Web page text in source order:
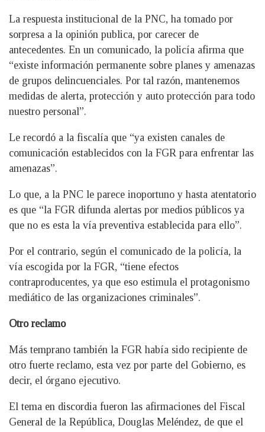
La respuesta institucional de la PNC, ha tomado por
sorpresa a la opinión publica, por carecer de
antecedentes. En un comunicado, la policía afirma que
“existe información permanente sobre planes y amenazas
de grupos delincuenciales. Por tal razón, mantenemos
medidas de alerta, protección y auto protección para todo
nuestro personal”.
Le recordó a la fiscalía que “ya existen canales de
comunicación establecidos con la FGR para enfrentar las
amenazas”.
Lo que, a la PNC le parece inoportuno y hasta atentatorio
es que “la FGR difunda alertas por medios públicos ya
que no es esta la vía preventiva establecida para ello”.
Por el contrario, según el comunicado de la policía, la
vía escogida por la FGR, “tiene efectos
contraproducentes, ya que eso estimula el protagonismo
mediático de las organizaciones criminales”.
Otro reclamo
Más temprano también la FGR había sido recipiente de
otro fuerte reclamo, esta vez por parte del Gobierno, es
decir, el órgano ejecutivo.
El tema en discordia fueron las afirmaciones del Fiscal
General de la República, Douglas Meléndez, de que el